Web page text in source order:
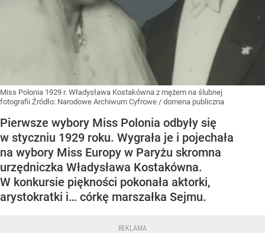
Miss Polonia 1929 r. Władysława Kostakówna z mężem na ślubnej
fotografii Źródło: Narodowe Archiwum Cyfrowe / domena publiczna
Pierwsze wybory Miss Polonia odbyły się
w styczniu 1929 roku. Wygrała je i pojechała
na wybory Miss Europy w Paryżu skromna
urzędniczka Władysława Kostakówna.
W konkursie piękności pokonała aktorki,
arystokratki i… córkę marszałka Sejmu.